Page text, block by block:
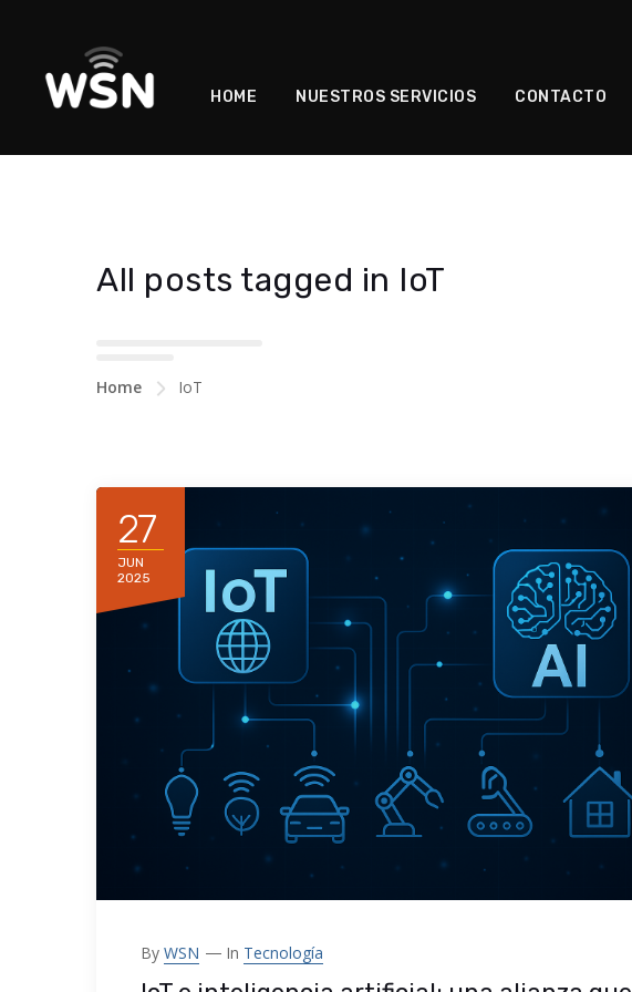
HOME NUESTROS SERVICIOS CONTACTO
All posts tagged in IoT
Home IoT
27
JUN
2025
By WSN In Tecnología